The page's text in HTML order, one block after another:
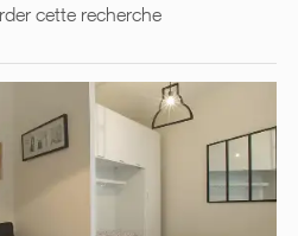
cette recherche